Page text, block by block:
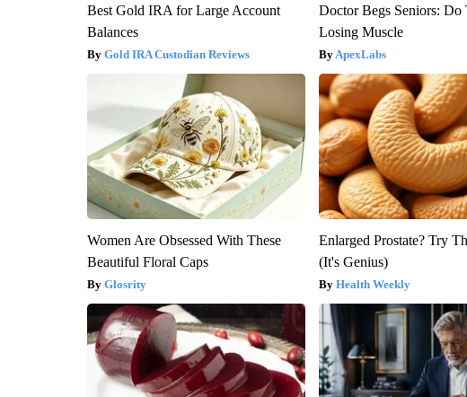
Best Gold IRA for Large Account
Balances
Gold IRA Custodian Reviews
Doctor Begs Seniors: Do
Losing Muscle
ApexLabs
Women Are Obsessed With These
Beautiful Floral Caps
Glosrity
Enlarged Prostate? Try
(It's Genius)
Health Weekly